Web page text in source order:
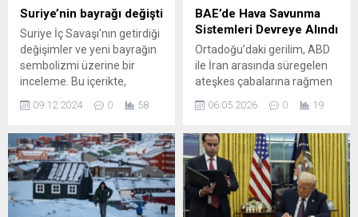
ardından başlayan mali ve
siyasi çerçeveyi
güçlendirecek nitelikte
değerlendiriliyor. Onaylanan
satışlar dahilinde Katar’a 4...
geçmesi gerekiyor. Metinde,
erken seçimlerin 8 Eylül ile
20 Ekim tarihleri arasında
yapılmasının...
Suriye’nin bayrağı değişti
Suriye İç Savaşı'nın getirdiği
değişimler ve yeni bayrağın
sembolizmi üzerine bir
inceleme. Bu içerikte,
kimlik ve savaşın etkileri ele
keşfedin.
09.12.2024 0 58
BAE’de Hava Savunma
Sistemleri Devreye Alındı
Ortadoğu’daki gerilim, ABD
ile İran arasında süregelen
ateşkes çabalarına rağmen
Hürmüz Boğazı yakınlarında
iki füzeyle hedef aldığı
iddiası Washington
tarafından yalanlandı;
hemen ardından bölgeye
yönelik yeni saldırı haberleri
06.05.2026 0 19